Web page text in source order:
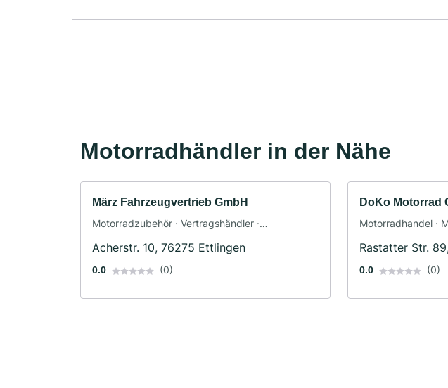
Motorradhändler in der Nähe
März Fahrzeugvertrieb GmbH
Motorradzubehör · Vertragshändler ·
Acherstr. 10, 76275 Ettlingen
0.0 (0)
DoKo Motorrad
Motorradhandel ·
Rastatter Str.
0.0 (0)